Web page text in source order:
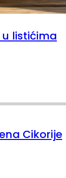
u listićima
Cikorije